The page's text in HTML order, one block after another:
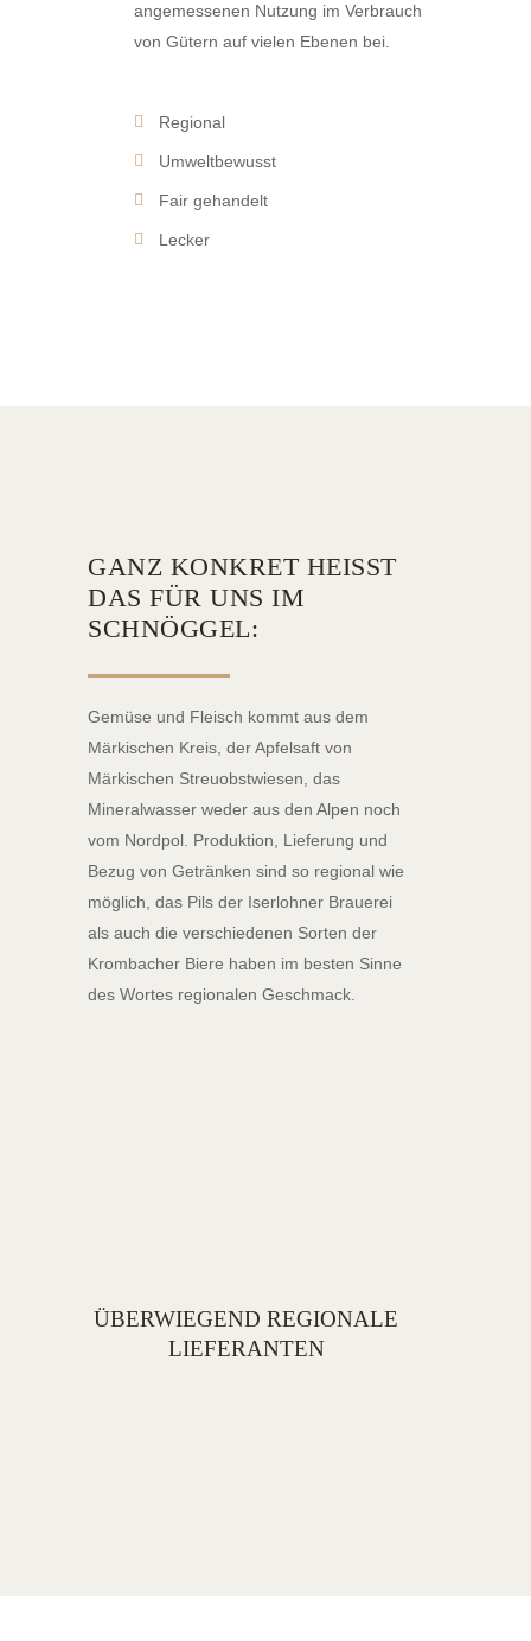
angemessenen Nutzung im Verbrauch
von Gütern auf vielen Ebenen bei.
Regional
Umweltbewusst
Fair gehandelt
Lecker
GANZ KONKRET HEISST D
AS FÜR UNS IM S
CHNÖGGEL:
Gemüse und Fleisch kommt aus dem
Märkischen Kreis, der Apfelsaft von
Märkischen Streuobstwiesen, das
Mineralwasser weder aus den Alpen noch
vom Nordpol. Produktion, Lieferung und
Bezug von Getränken sind so regional wie
möglich, das Pils der Iserlohner Brauerei
als auch die verschiedenen Sorten der
Krombacher Biere haben im besten Sinne
des Wortes regionalen Geschmack.
ÜBERWIEGEND REGIONALE
LIEFERANTEN